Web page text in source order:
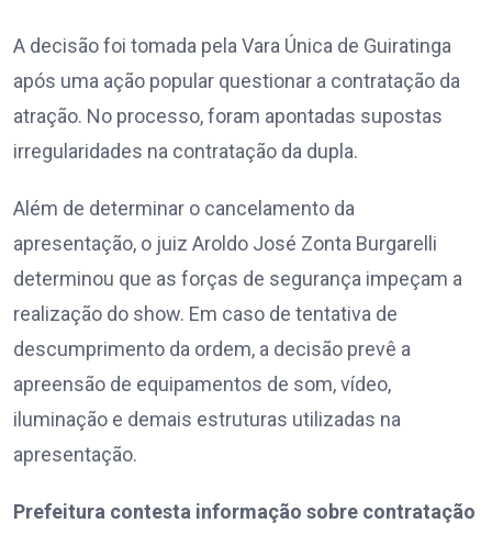
A decisão foi tomada pela Vara Única de Guiratinga
após uma ação popular questionar a contratação da
atração. No processo, foram apontadas supostas
irregularidades na contratação da dupla.
Além de determinar o cancelamento da
apresentação, o juiz Aroldo José Zonta Burgarelli
determinou que as forças de segurança impeçam a
realização do show. Em caso de tentativa de
descumprimento da ordem, a decisão prevê a
apreensão de equipamentos de som, vídeo,
iluminação e demais estruturas utilizadas na
apresentação.
Prefeitura contesta informação sobre contratação